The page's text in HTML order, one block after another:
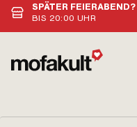
SPÄTER FEIERABEND?
BIS 20:00 UHR